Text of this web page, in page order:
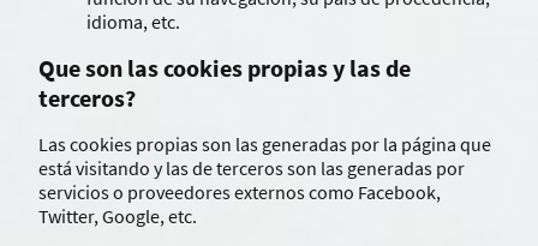
idioma, etc.
Que son las cookies propias y las de
terceros?
Las cookies propias son las generadas por la página que
está visitando y las de terceros son las generadas por
servicios o proveedores externos como Facebook,
Twitter, Google, etc.